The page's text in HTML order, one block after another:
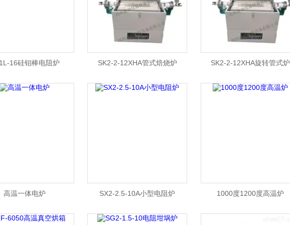
16硅钼棒电阻炉 SK2-2-12XHA管式焙烧炉 SK2-2-12XHA旋转管式炉
高温一体电炉 SX2-2.5-10A小型电阻炉 1000度1200度高温炉